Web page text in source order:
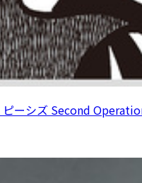
ピーシズ Second